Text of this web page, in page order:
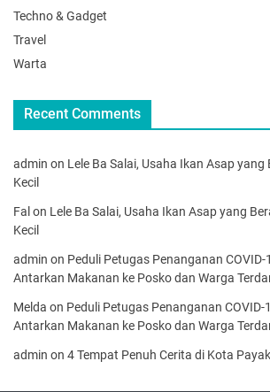
Techno & Gadget
Travel
Warta
Recent Comments
admin on Lele Ba Salai, Usaha Ikan Asap yang
Kecil
Fal on Lele Ba Salai, Usaha Ikan Asap yang
Kecil
admin on Peduli Petugas Penanganan
Antarkan Makanan ke Posko dan Warga
Melda on Peduli Petugas Penanganan COVID-
Antarkan Makanan ke Posko dan Warga
admin on 4 Tempat Penuh Cerita di Kota